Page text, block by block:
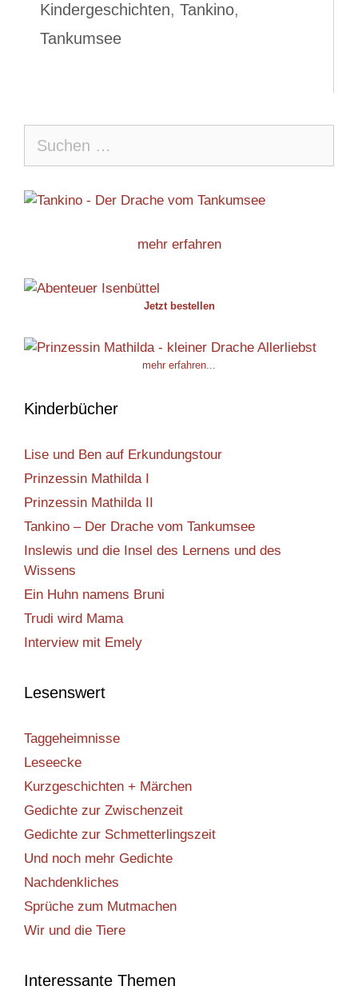
Kindergeschichten, Tankino,
Tankumsee
nach:
mehr erfahren
Jetzt bestellen
mehr erfahren...
Kinderbücher
Lise und Ben auf Erkundungstour
Prinzessin Mathilda I
Prinzessin Mathilda II
Tankino – Der Drache vom Tankumsee
Inslewis und die Insel des Lernens und des
Wissens
Ein Huhn namens Bruni
Trudi wird Mama
Interview mit Emely
Lesenswert
Taggeheimnisse
Leseecke
Kurzgeschichten + Märchen
Gedichte zur Zwischenzeit
Gedichte zur Schmetterlingszeit
Und noch mehr Gedichte
Nachdenkliches
Sprüche zum Mutmachen
Wir und die Tiere
Interessante Themen